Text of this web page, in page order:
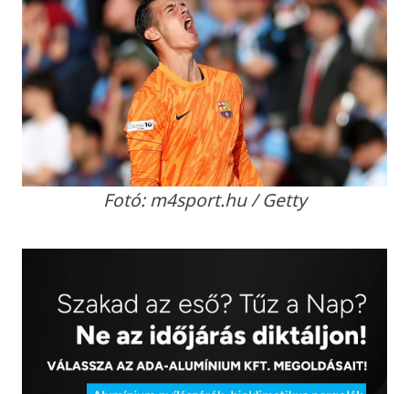
Fotó: m4sport.hu / Getty